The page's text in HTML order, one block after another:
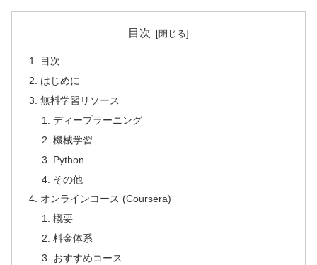
目次
目次
はじめに
無料学習リソース
ディープラーニング
機械学習
Python
その他
オンラインコース (Coursera)
概要
料金体系
おすすめコース